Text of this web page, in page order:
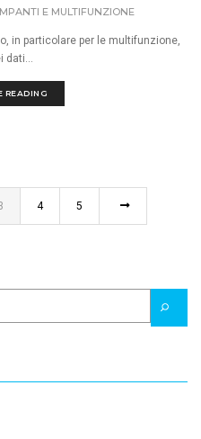
E MULTIFUNZIONE
in particolare per le multifunzione,
dati...
READING
4 5